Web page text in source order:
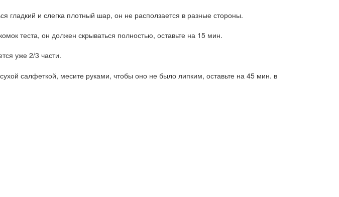
гладкий и слегка плотный шар, он не расползается в разные стороны.
теста, он должен скрываться полностью, оставьте на 15 мин.
уже 2/3 части.
салфеткой, месите руками, чтобы оно не было липким, оставьте на 45 мин. в